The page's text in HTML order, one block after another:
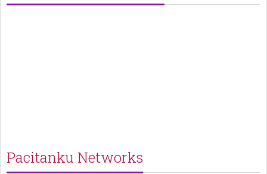
Pacitanku Networks